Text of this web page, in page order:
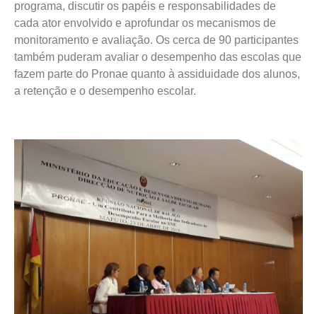
programa, discutir os papéis e responsabilidades de
cada ator envolvido e aprofundar os mecanismos de
monitoramento e avaliação. Os cerca de 90 participantes
também puderam avaliar o desempenho das escolas que
fazem parte do Pronae quanto à assiduidade dos alunos,
a retenção e o desempenho escolar.